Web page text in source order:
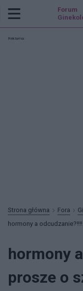
Forum
Reklama:
Strona główna Fora
hormony a
hormony
prosze o